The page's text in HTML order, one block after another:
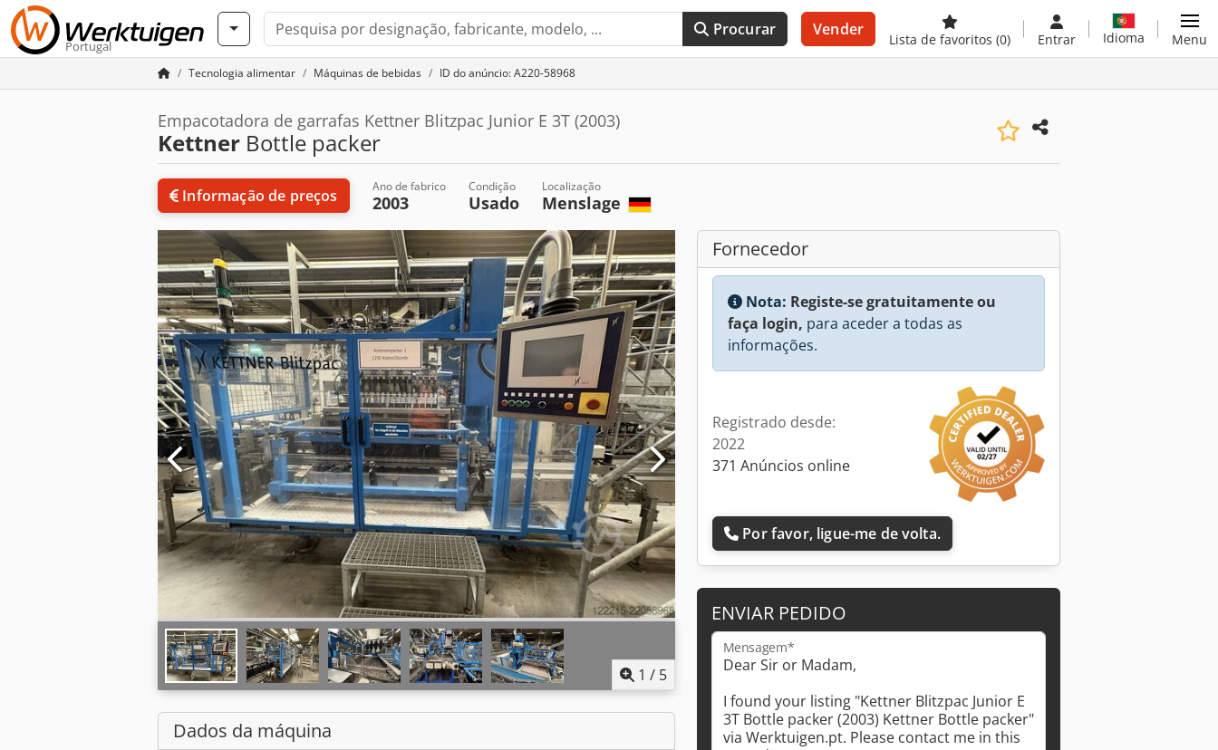
Portugal
Procurar Vender
Lista de favoritos (0) Entrar Idioma Menu
Tecnologia alimentar Máquinas de bebidas ID do anúncio: A220-58968
Empacotadora de garrafas Kettner Blitzpac Junior E 3T (2003)
Kettner Bottle packer
Informação de preços Ano de fabrico
2003
Condição
Usado
Localização
Menslage
1 / 5
Dados da máquina
Fornecedor
Nota: Registe-se gratuitamente ou
faça login, para aceder a todas as
informações.
Registrado desde:
2022
371 Anúncios online
Por favor, ligue-me de volta.
ENVIAR PEDIDO
Mensagem*